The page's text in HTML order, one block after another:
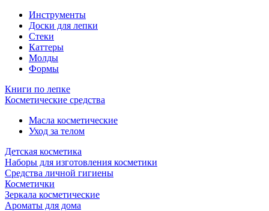
Инструменты
Доски для лепки
Стеки
Каттеры
Молды
Формы
Книги по лепке
Косметические средства
Масла косметические
Уход за телом
Детская косметика
Наборы для изготовления косметики
Средства личной гигиены
Косметички
Зеркала косметические
Ароматы для дома